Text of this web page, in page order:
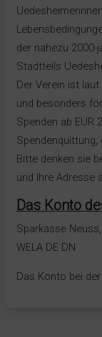
der nahezu
Stadtteils
Der Verein ist
und besonders
Spenden ab EUR
Spendenquittung,
Bitte denken sie
und Ihre Adresse
Das Konto
Sparkasse
WELA DE DN
Das Konto bei